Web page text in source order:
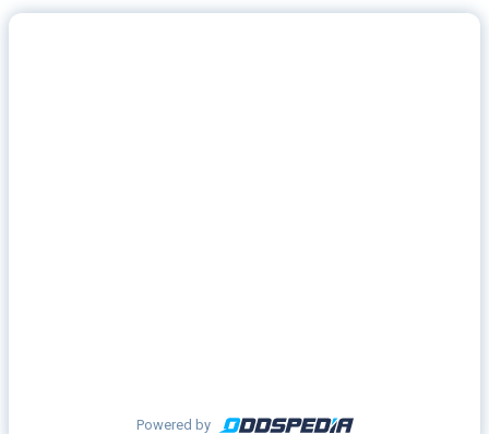
Powered by